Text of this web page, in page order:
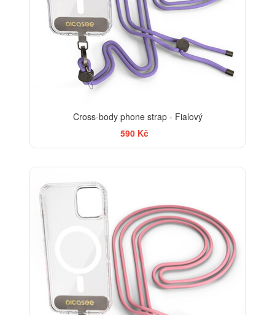
Cross-body phone strap - Fialový
590 Kč